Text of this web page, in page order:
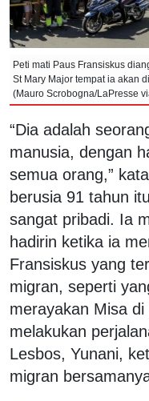
Peti mati Paus Fransiskus
St Mary Major tempat ia akan
(Mauro Scrobogna/LaPresse
“Dia adalah
manusia, dengan
semua orang,”
berusia 91 tahun
sangat pribadi. Ia
hadirin ketika ia
Fransiskus yang
migran, seperti
merayakan Misa
melakukan
Lesbos, Yunani,
migran